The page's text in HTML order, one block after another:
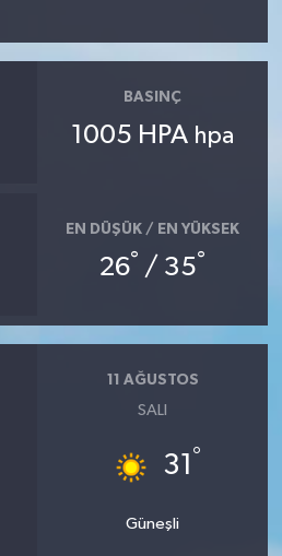
BASINÇ
1005 HPA hpa
EN DÜŞÜK / EN YÜKSEK
26° / 35°
11 AĞUSTOS
SALI
31 °
Güneşli